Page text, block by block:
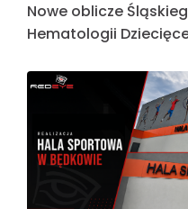
Nowe oblicze
Hematologii